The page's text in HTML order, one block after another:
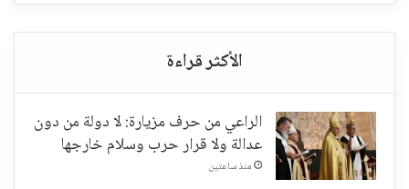
الراعي من حرف مزيارة: لا دولة من دون
عدالة ولا قرار حرب وسلام خارجها
منذ ساعتين